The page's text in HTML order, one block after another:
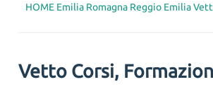
HOME Emilia Romagna Reggio Emilia
Vetto Corsi,